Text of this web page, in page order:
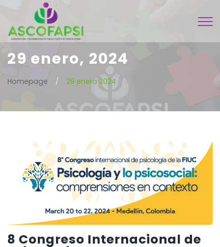
29 enero, 2024
Homepage 29 enero 2024
8 Congreso Internacional de